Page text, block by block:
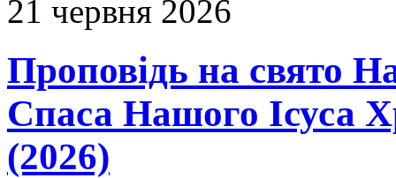
21 червня 2026
Проповідь на свято
Спаса Нашого Ісуса
(2026)